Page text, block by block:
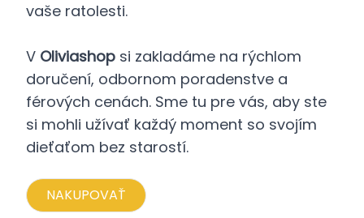
vaše ratolesti.
V Oliviashop si zakladáme na rýchlom
doručení, odbornom poradenstve a
férových cenách. Sme tu pre vás, aby ste
si mohli užívať každý moment so svojím
dieťaťom bez starostí.
NAKUPOVAŤ